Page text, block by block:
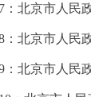
：北京市人民
：北京市人民
：北京市人民